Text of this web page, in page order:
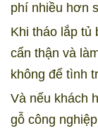
phí nhiều hơn
Khi tháo lắp tủ
cẩn thận và
không để tình
Và nếu khách
gỗ công